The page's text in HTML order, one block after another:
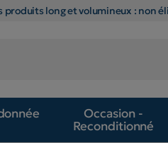
long et volumineux : non
Occasion -
Reconditionné